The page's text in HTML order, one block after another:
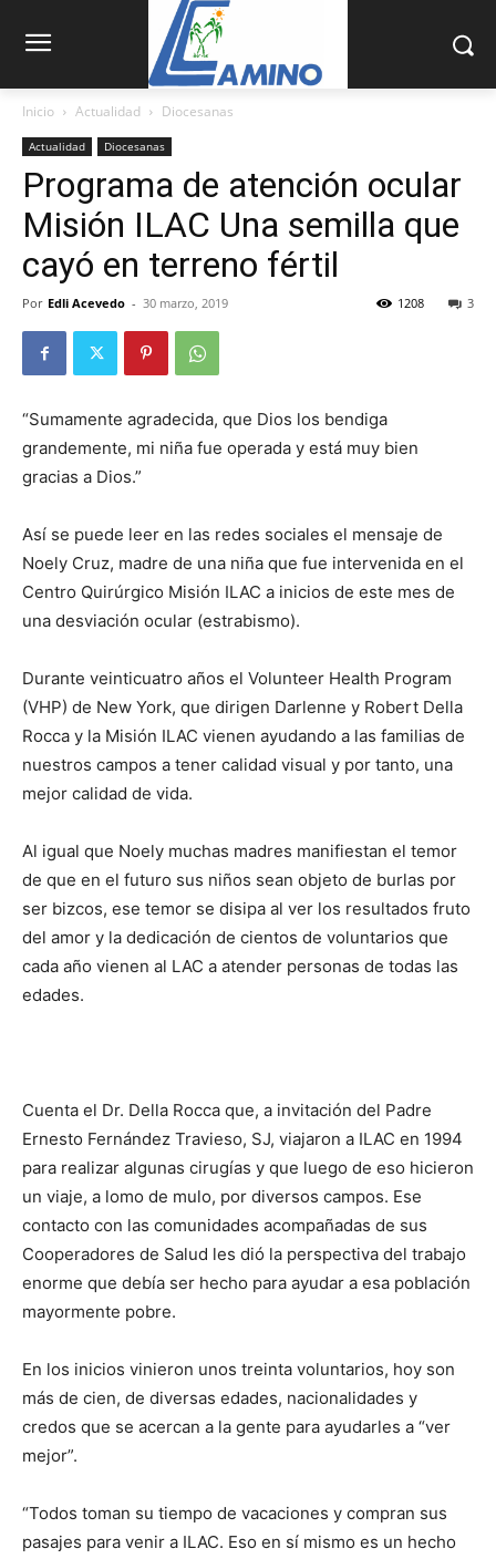
Inicio Actualidad Diocesanas
Actualidad Diocesanas
Programa de atención ocular
Misión ILAC Una semilla que
cayó en terreno fértil
Por Edli Acevedo - 30 marzo, 2019 3
1208
“Sumamente agradecida, que Dios los ben­diga
grandemente, mi niña fue operada y está muy bien
gracias a Dios.”
Así se puede leer en las redes sociales el mensaje de
Noely Cruz, madre de una niña que fue interve­nida en el
Centro Quirúr­gico Misión ILAC a inicios de este mes de
una desviación ocular (estrabismo).
Durante veinticuatro años el Volunteer Health Program
(VHP) de New York, que dirigen Darlen­ne y Robert Della
Rocca y la Misión ILAC vienen ayudando a las familias de
nuestros campos a tener calidad visual y por tanto, una
mejor calidad de vida.
Al igual que Noely mu­chas madres manifiestan el temor
de que en el futu­ro sus niños sean objeto de burlas por
ser bizcos, ese temor se disipa al ver los resultados fruto
del amor y la dedicación de cientos de voluntarios que
cada año vienen al LAC a atender personas de todas las
edades.
Cuenta el Dr. Della Rocca que, a invitación del Padre
Ernesto Fernán­dez Travieso, SJ, viajaron a ILAC en 1994
para rea­lizar algunas cirugías y que luego de eso hicieron
un viaje, a lomo de mulo, por diversos campos. Ese
contacto con las comuni­dades acompañadas de sus
Cooperadores de Salud les dió la perspectiva del trabajo
enorme que debía ser hecho para ayudar a esa población
mayormente pobre.
En los inicios vinieron unos treinta voluntarios, hoy son
más de cien, de diversas edades, naciona­lidades y
credos que se acercan a la gente para ayudarles a “ver
mejor”.
“Todos toman su tiempo de vacaciones y compran sus
pasajes para venir a ILAC. Eso en sí mismo es un hecho